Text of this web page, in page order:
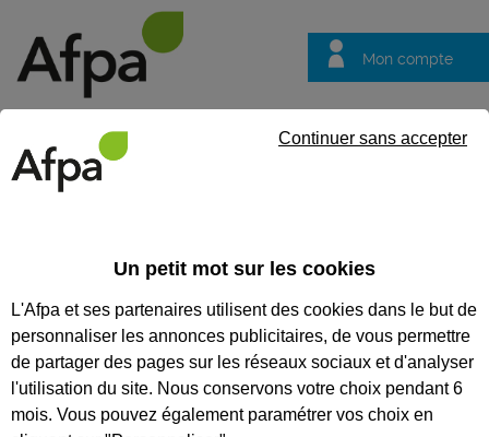
Mon compte
questions
TECHNICIEN D'INTERVENTION
EN FROID COMMERCIAL ET
CLIMATISATION - CONTRAT EN
ALTERNANCE
Un petit mot sur les cookies
L'Afpa et ses partenaires utilisent des cookies dans le but de
personnaliser les annonces publicitaires, de vous permettre
de partager des pages sur les réseaux sociaux et d'analyser
l'utilisation du site. Nous conservons votre choix pendant 6
mois. Vous pouvez également paramétrer vos choix en
Continuer sans accepter